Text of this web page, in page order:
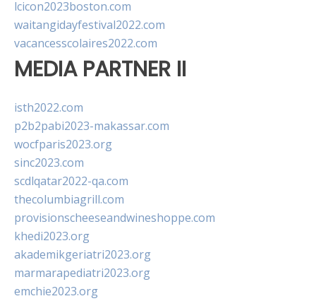
lcicon2023boston.com
waitangidayfestival2022.com
vacancesscolaires2022.com
MEDIA PARTNER II
isth2022.com
p2b2pabi2023-makassar.com
wocfparis2023.org
sinc2023.com
scdlqatar2022-qa.com
thecolumbiagrill.com
provisionscheeseandwineshoppe.com
khedi2023.org
akademikgeriatri2023.org
marmarapediatri2023.org
emchie2023.org